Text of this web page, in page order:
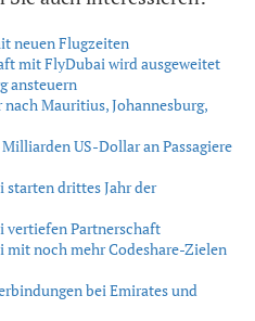
neuen Flugzeiten
mit FlyDubai wird ausgeweitet
ansteuern
Mauritius, Johannesburg,
US-Dollar an Passagiere
drittes Jahr der
vertiefen Partnerschaft
mit noch mehr Codeshare-Zielen
bei Emirates und